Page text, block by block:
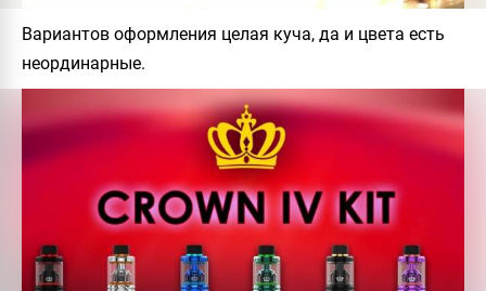
Вариантов оформления целая куча, да и цвета есть
неординарные.